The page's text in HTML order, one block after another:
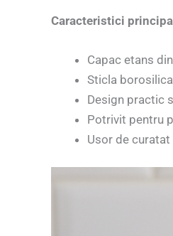
Caracteristici
Capac etans
Sticla
Design practic
Potrivit pentru
Usor de